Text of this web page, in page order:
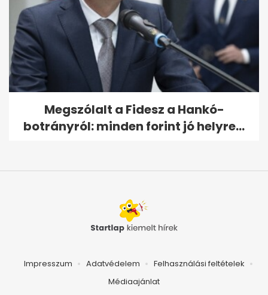
Megszólalt a Fidesz a Hankó-
botrányról: minden forint jó helyre...
Impresszum Adatvédelem
Felhasználási feltételek
Médiaajánlat